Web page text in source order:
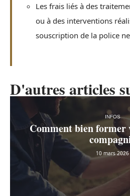
Les frais liés à des
ou à des interventions
souscription de la police
D'autres articles
INFOS
Comment bien former
10 mars 2026